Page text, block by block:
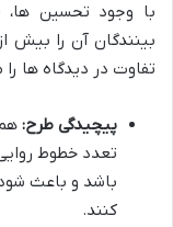
بینندگان آن را بیش
تفاوت در دیدگاه ها
پیچیدگی طرح:
تعدد خطوط
باشد و باعث شود
کنند.